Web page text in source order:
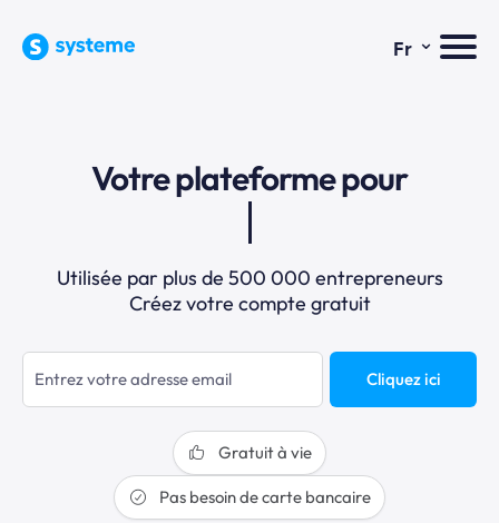
Fr ⌄
Votre plateforme pour
Utilisée par plus de 500 000 entrepreneurs
Créez votre compte gratuit
Cliquez ici
Gratuit à vie
Pas besoin de carte bancaire